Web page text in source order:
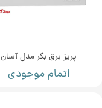
پریز برق بکر مدل آسان
اتمام موجودی